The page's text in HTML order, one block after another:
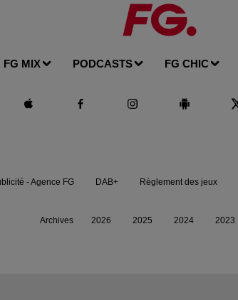
FG MIX PODCASTS FG CHIC
- Agence FG DAB+ Règlement des jeux
Archives 2026 2025 2024 2023